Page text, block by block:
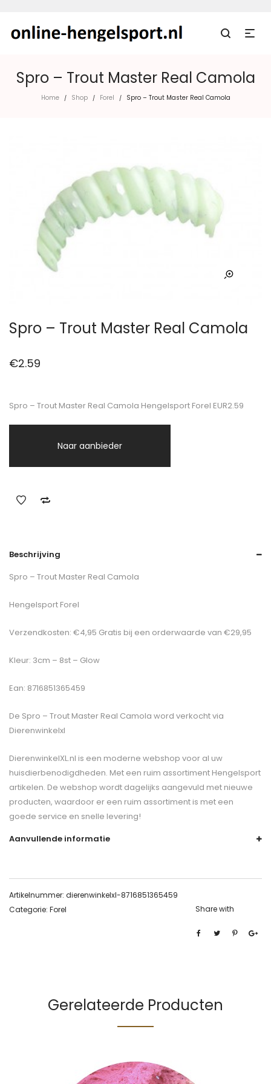
Spro – Trout Master Real Camola
Home / Shop / Forel / Spro – Trout Master Real Camola
Spro – Trout Master Real Camola
€2.59
Spro – Trout Master Real Camola Hengelsport Forel EUR2.59
Naar aanbieder
Beschrijving
Spro – Trout Master Real Camola
Hengelsport Forel
Verzendkosten: €4,95 Gratis bij een orderwaarde van €29,95
Kleur: 3cm – 8st – Glow
Ean: 8716851365459
De Spro – Trout Master Real Camola word verkocht via
Dierenwinkelxl
DierenwinkelXL.nl is een moderne webshop voor al uw
huisdierbenodigdheden. Met een ruim assortiment Hengelsport
artikelen. De webshop wordt dagelijks aangevuld met nieuwe
producten, waardoor er een ruim assortiment is met een
goede service en snelle levering!
Aanvullende informatie
Artikelnummer: dierenwinkelxl-8716851365459
Categorie: Forel Share with
Gerelateerde Producten